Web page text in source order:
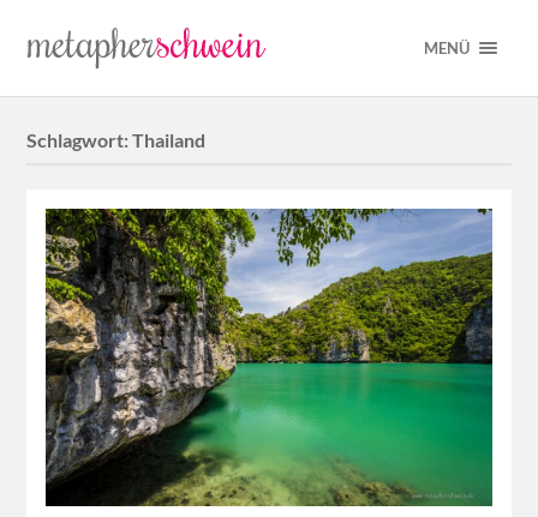
MENÜ
Schlagwort:Thailand